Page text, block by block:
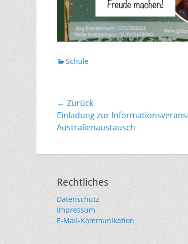
Kategorien
Schule
Beitragsnavigation
← Zurück
Vorheriger
Beitrag:
Einladung zur
Australienaustausch
Rechtliches
Datenschutz
Impressum
E-Mail-Kommunikation